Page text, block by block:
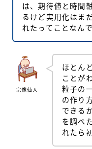
は、期待値と時間
るけど実用化はま
れたってことなん
宗像仙人
ほとん
ことが
粒子の
の作り
できる
を調べ
れたら